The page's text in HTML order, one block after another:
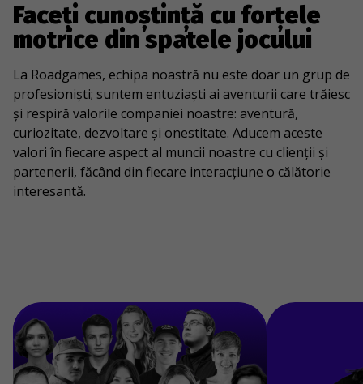
Faceți cunoștință cu forțele
motrice din spatele jocului
La Roadgames, echipa noastră nu este doar un grup de
profesioniști; suntem entuziaști ai aventurii care trăiesc
și respiră valorile companiei noastre: aventură,
curiozitate, dezvoltare și onestitate. Aducem aceste
valori în fiecare aspect al muncii noastre cu clienții și
partenerii, făcând din fiecare interacțiune o călătorie
interesantă.